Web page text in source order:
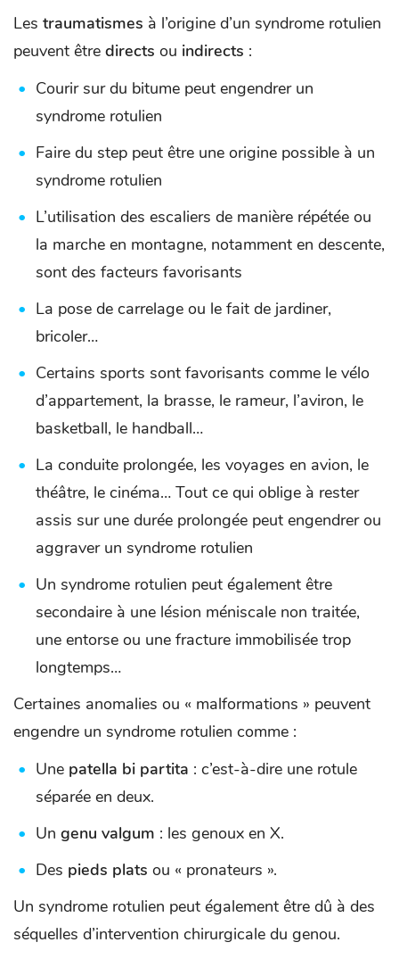
Les traumatismes à l’origine d’un syndrome rotulien
peuvent être directs ou indirects :
Courir sur du bitume peut engendrer un
syndrome rotulien
Faire du step peut être une origine possible à un
syndrome rotulien
L’utilisation des escaliers de manière répétée ou
la marche en montagne, notamment en descente,
sont des facteurs favorisants
La pose de carrelage ou le fait de jardiner,
bricoler…
Certains sports sont favorisants comme le vélo
d’appartement, la brasse, le rameur, l’aviron, le
basketball, le handball…
La conduite prolongée, les voyages en avion, le
théâtre, le cinéma… Tout ce qui oblige à rester
assis sur une durée prolongée peut engendrer ou
aggraver un syndrome rotulien
Un syndrome rotulien peut également être
secondaire à une lésion méniscale non traitée,
une entorse ou une fracture immobilisée trop
longtemps…
Certaines anomalies ou « malformations » peuvent
engendre un syndrome rotulien comme :
Une patella bi partita : c’est-à-dire une rotule
séparée en deux.
Un genu valgum : les genoux en X.
Des pieds plats ou « pronateurs ».
Un syndrome rotulien peut également être dû à des
séquelles d’intervention chirurgicale du genou.